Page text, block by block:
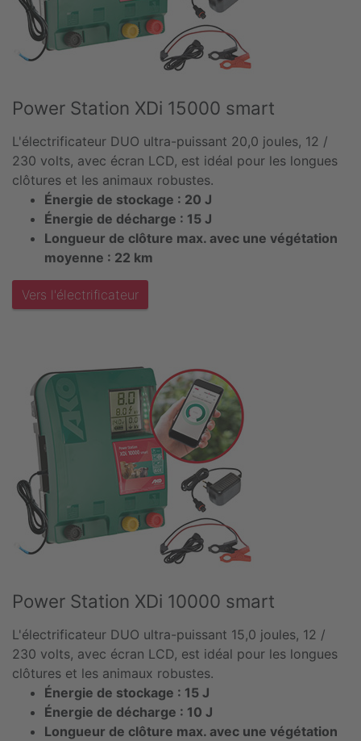
Power Station XDi 15000 smart
L'électrificateur DUO ultra-puissant 20,0 joules, 12 /
230 volts, avec écran LCD, est idéal pour les longues
clôtures et les animaux robustes.
Énergie de stockage : 20 J
Énergie de décharge : 15 J
Longueur de clôture max. avec une végétation
moyenne : 22 km
Vers l'électrificateur
Power Station XDi 10000 smart
L'électrificateur DUO ultra-puissant 15,0 joules, 12 /
230 volts, avec écran LCD, est idéal pour les longues
clôtures et les animaux robustes.
Énergie de stockage : 15 J
Énergie de décharge : 10 J
Longueur de clôture max. avec une végétation